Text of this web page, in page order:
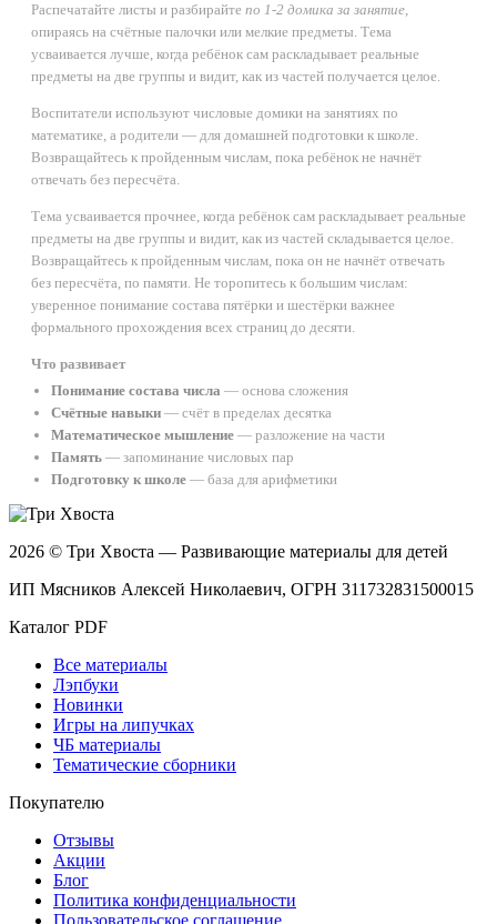
Распечатайте листы и разбирайте по 1-2 домика за занятие
опираясь на счётные палочки или мелкие предметы. Тема
усваивается лучше, когда ребёнок сам раскладывает реальные
предметы на две группы и видит, как из частей получается целое.
Воспитатели используют числовые домики на занятиях по
математике, а родители — для домашней подготовки к школе.
Возвращайтесь к пройденным числам, пока ребёнок не начнёт
отвечать без пересчёта.
Тема усваивается прочнее, когда ребёнок сам раскладывает реальные
предметы на две группы и видит, как из частей складывается целое.
Возвращайтесь к пройденным числам, пока он не начнёт отвечать
без пересчёта, по памяти. Не торопитесь к большим числам:
уверенное понимание состава пятёрки и шестёрки важнее
формального прохождения всех страниц до десяти.
Что развивает
Понимание состава числа — основа сложения
Счётные навыки — счёт в пределах десятка
Математическое мышление — разложение на части
Память — запоминание числовых пар
Подготовку к школе — база для арифметики
2026 © Три Хвоста — Развивающие материалы для детей
ИП Мясников Алексей Николаевич, ОГРН 311732831500015
Каталог PDF
Все материалы
Лэпбуки
Новинки
Игры на липучках
ЧБ материалы
Тематические сборники
Покупателю
Отзывы
Акции
Блог
Политика конфиденциальности
Пользовательское соглашение